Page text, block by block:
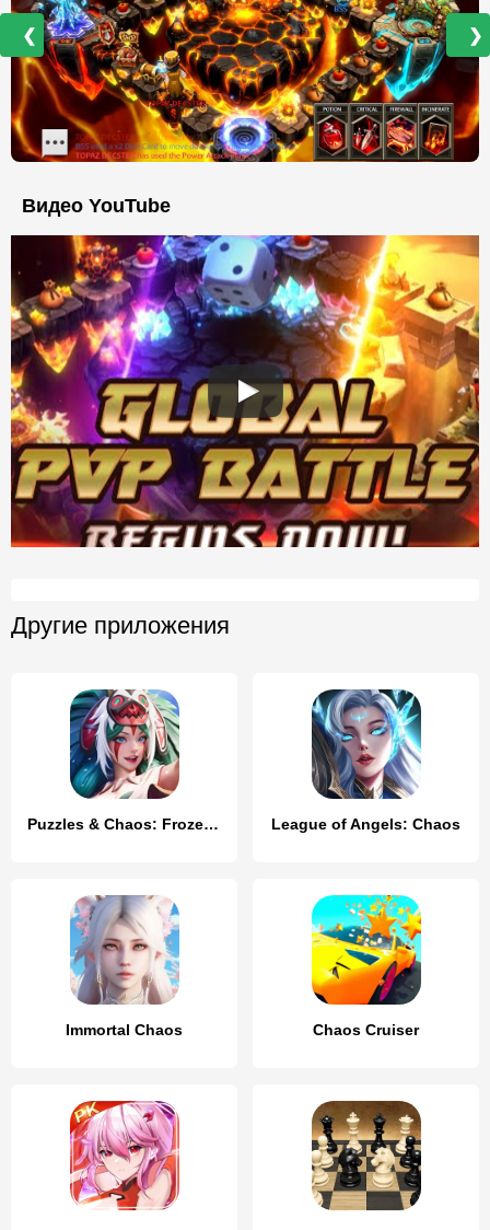
❮ ❯
Видео YouTube
Другие приложения
Puzzles & Chaos: Frozen Castle League of Angels: Chaos
Immortal Chaos Chaos Cruiser